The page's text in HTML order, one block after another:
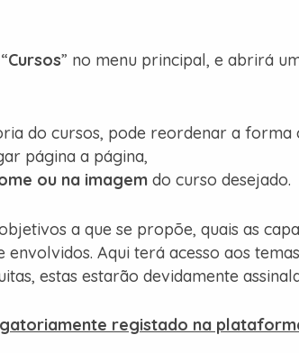
Cursos” no menu principal, e abrirá
do cursos, pode reordenar a forma
página a página,
ou na imagem do curso desejado.
a que se propõe, quais as
Aqui terá acesso aos
estas estarão devidamente
registado na